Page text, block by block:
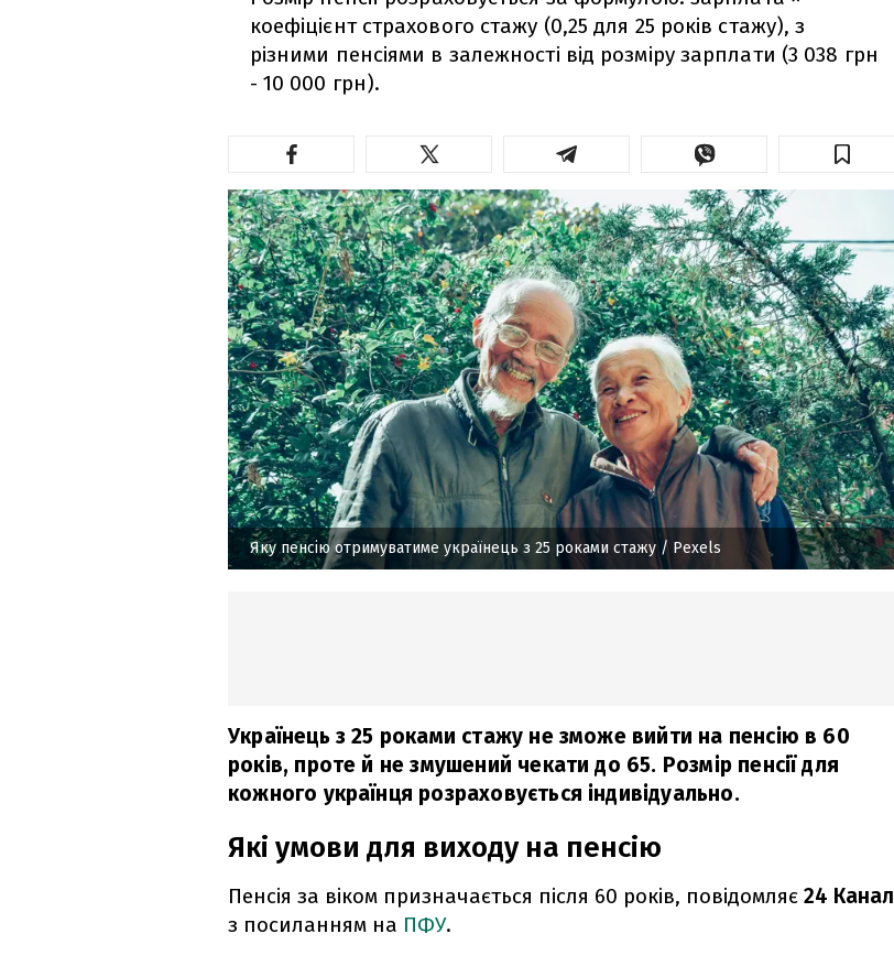
коефіцієнт страхового стажу (0,25 для 25 років стажу), з
різними пенсіями в залежності від розміру зарплати (3 038 грн
- 10 000 грн).
Яку пенсію отримуватиме українець з 25 роками стажу / Pexels
Українець з 25 роками стажу не зможе вийти на пенсію в 60
років, проте й не змушений чекати до 65. Розмір пенсії для
кожного українця розраховується індивідуально.
Які умови для виходу на пенсію
Пенсія за віком призначається після 60 років, повідомляє 24 Канал
з посиланням на ПФУ.